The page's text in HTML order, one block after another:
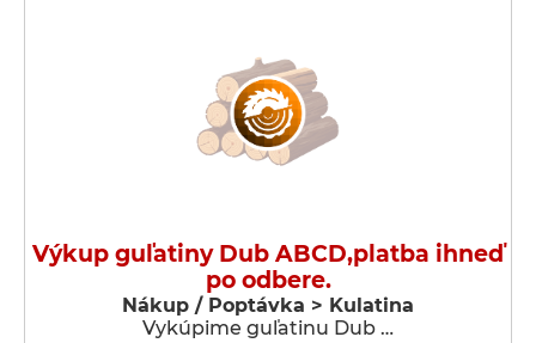
Výkup guľatiny Dub ABCD,platba ihneď
po odbere.
Nákup / Poptávka > Kulatina
Vykúpime guľatinu Dub …